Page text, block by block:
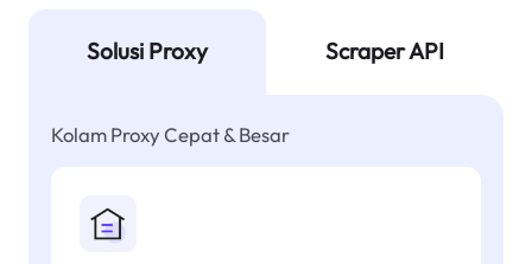
Solusi Proxy Scraper API
Kolam Proxy Cepat & Besar